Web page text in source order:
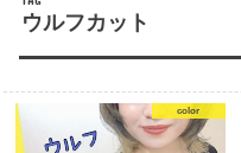
ウルフカット
color